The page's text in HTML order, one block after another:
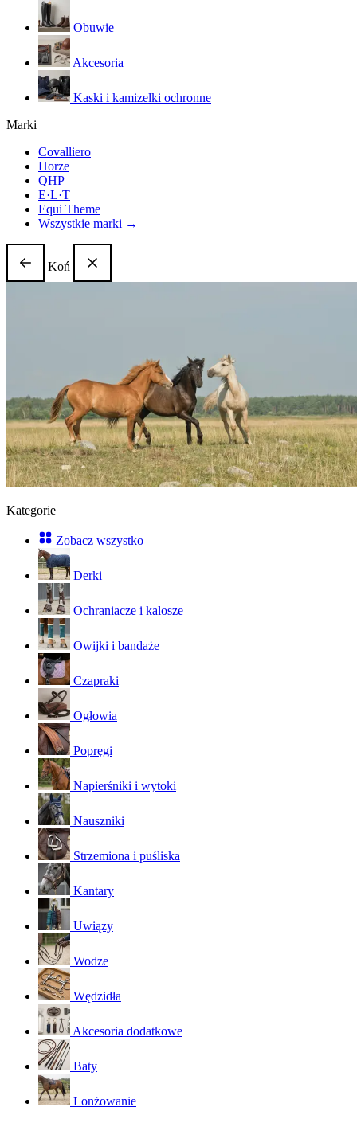
Obuwie
Akcesoria
Kaski i kamizelki ochronne
Marki
Covalliero
Horze
QHP
E·L·T
Equi Theme
Wszystkie marki →
Koń
Kategorie
Zobacz wszystko
Derki
Ochraniacze i kalosze
Owijki i bandaże
Czapraki
Ogłowia
Popręgi
Napierśniki i wytoki
Nauszniki
Strzemiona i puśliska
Kantary
Uwiązy
Wodze
Wędzidła
Akcesoria dodatkowe
Baty
Lonżowanie